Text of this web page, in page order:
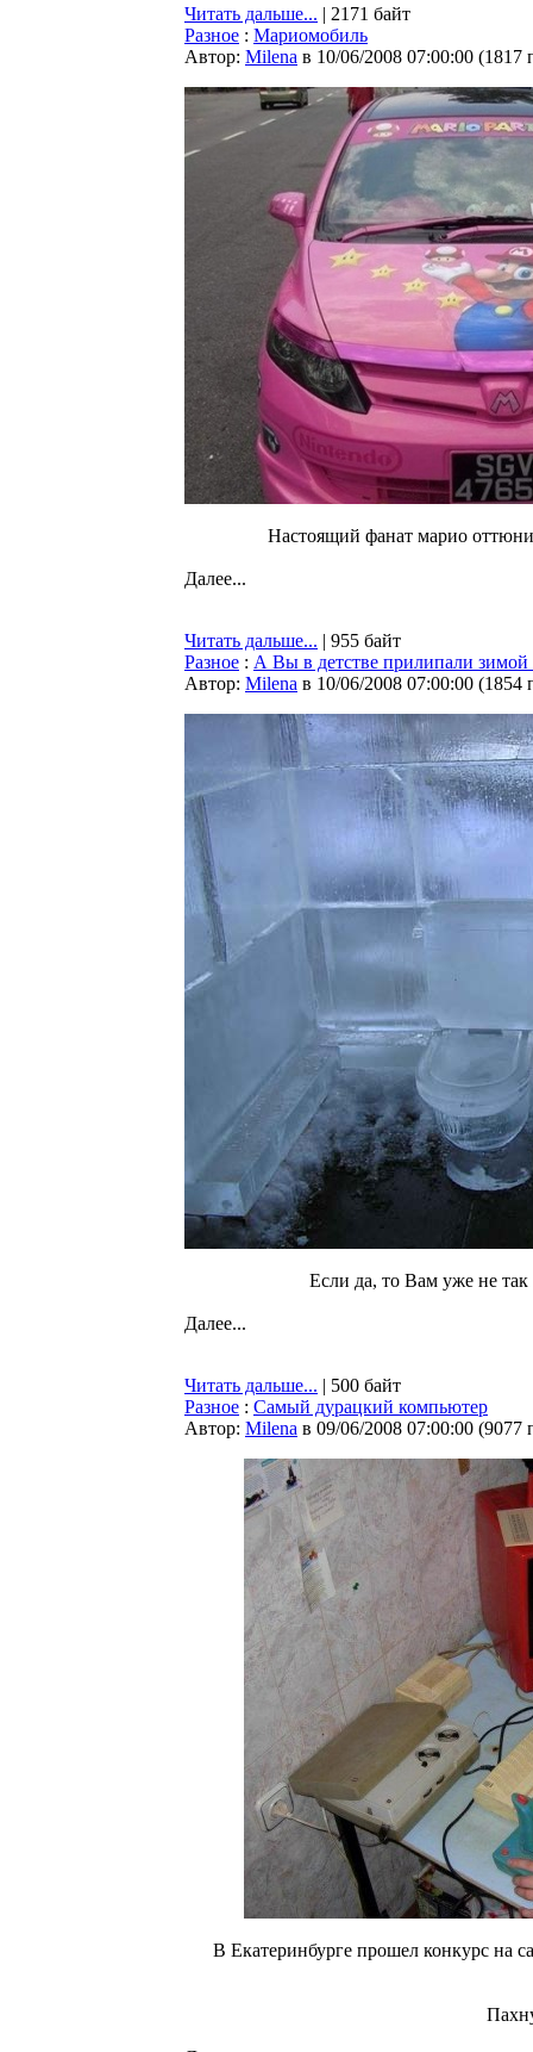
Читать дальше... | 2171 байт
Разное : Мариомобиль
Автор: Milena в 10/06/2008 07:00:00 (1817
Настоящий фанат марио
Далее...
Читать дальше... | 955 байт
Разное : А Вы в детстве прилипали зимой
Автор: Milena в 10/06/2008 07:00:00 (1854
Если да, то Вам уже не так
Далее...
Читать дальше... | 500 байт
Разное : Самый дурацкий компьютер
Автор: Milena в 09/06/2008 07:00:00 (9077
В Екатеринбурге прошел конкурс